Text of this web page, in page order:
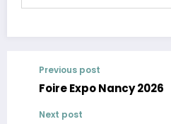
Previous post
Foire Expo Nancy 2026
Next post